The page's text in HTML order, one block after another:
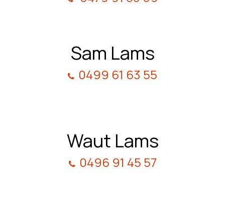
Sam Lams
0499 61 63 55
Waut Lams
0496 91 45 57